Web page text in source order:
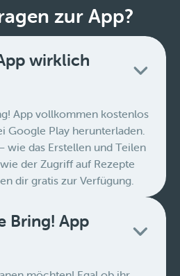
zur App?
wirklich
App vollkommen kostenlos
Google Play herunterladen.
wie das Erstellen und Teilen
der Zugriff auf Rezepte
dir gratis zur Verfügung.
Bring! App